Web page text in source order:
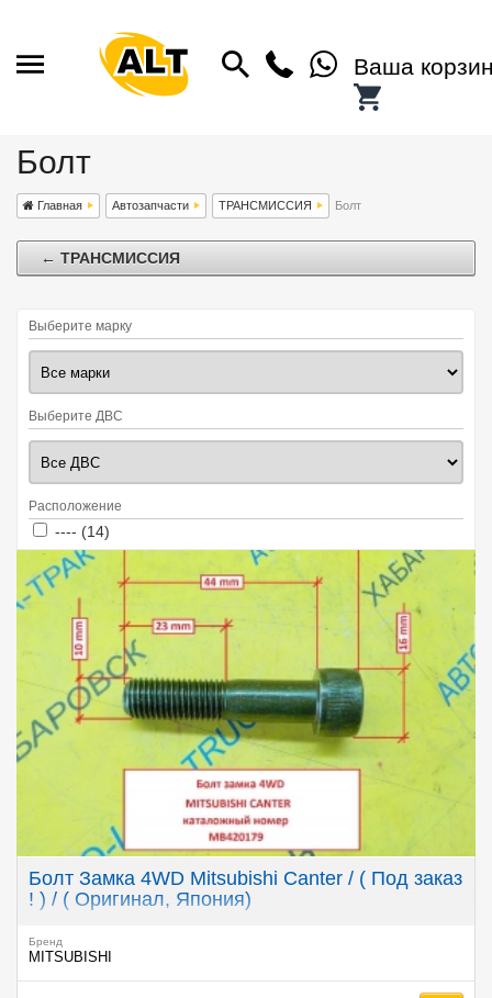
Ваша
Болт
Главная Автозапчасти ТРАНСМИССИЯ Болт
← ТРАНСМИССИЯ
Выберите марку
Выберите ДВС
Расположение
Apply ---- filter
---- (14)
Болт Замка 4WD Mitsubishi Canter / ( Под заказ
! ) / ( Оригинал, Япония)
Бренд
MITSUBISHI